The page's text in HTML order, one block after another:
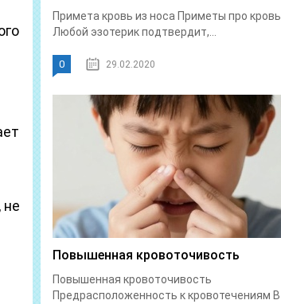
не
Примета кровь из носа Приметы про кровь
Любой эзотерик подтвердит,...
0 29.02.2020
Повышенная кровоточивость
Повышенная кровоточивость
Предрасположенность к кровотечениям В